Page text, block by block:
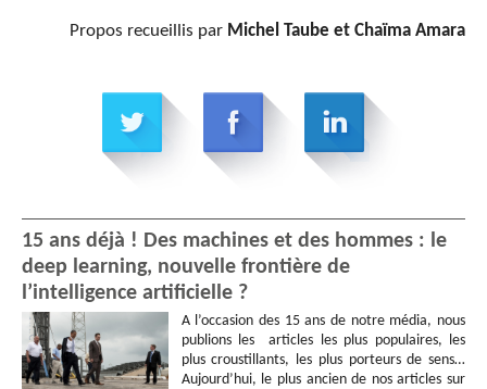
Propos recueillis par Michel Taube et Chaïma Amara
15 ans déjà ! Des machines et des hommes : le
deep learning, nouvelle frontière de
l’intelligence artificielle ?
A l’occasion des 15 ans de notre média, nous
publions les articles les plus populaires, les
plus croustillants, les plus porteurs de sens…
Aujourd’hui, le plus ancien de nos articles sur